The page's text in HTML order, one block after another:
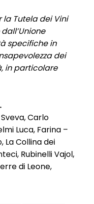
la Tutela dei Vini
specifiche in
dei
in particolare
Carlo
Luca, Farina –
La Collina dei
Rubinelli Vajol,
di Leone,